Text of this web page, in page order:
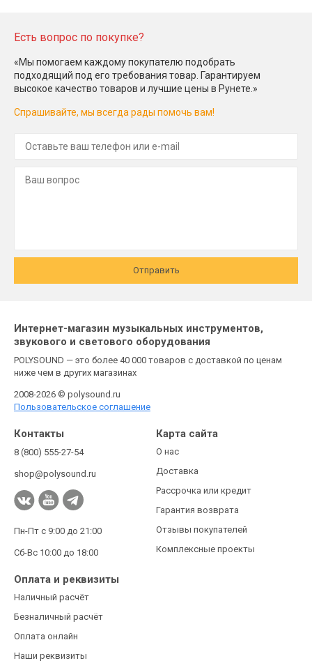
Есть вопрос по покупке?
«Мы помогаем каждому покупателю подобрать
подходящий под его требования товар. Гарантируем
высокое качество товаров и лучшие цены в Рунете.»
Спрашивайте, мы всегда рады помочь вам!
Отправить
Интернет-магазин музыкальных инструментов,
звукового и светового оборудования
POLYSOUND — это более 40 000 товаров с доставкой по ценам
ниже чем в других магазинах
2008-2026 © polysound.ru
Пользовательское соглашение
Контакты
8 (800) 555-27-54
shop@polysound.ru
Пн-Пт с 9:00 до 21:00
Сб-Вс 10:00 до 18:00
Карта сайта
О нас
Доставка
Рассрочка или кредит
Гарантия возврата
Отзывы покупателей
Комплексные проекты
Оплата и реквизиты
Наличный расчёт
Безналичный расчёт
Оплата онлайн
Наши реквизиты